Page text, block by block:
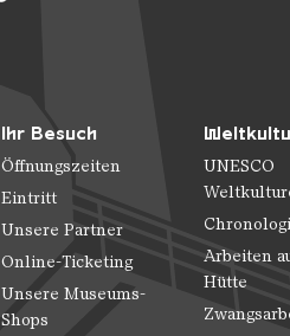
Ihr Besuch
Öffnungszeiten
Eintritt
Unsere Partner
Online-Ticketing
Unsere Museums-
Shops
UNESCO
Arbeiten
Hütte